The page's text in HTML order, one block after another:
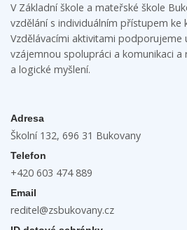
V Základní škole a mateřské škole
vzdělání s individuálním přístupem ke
Vzdělávacími aktivitami
vzájemnou spolupráci a komunikaci
a logické myšlení.
Adresa
Školní 132, 696 31 Bukovany
Telefon
+420 603 474 889
Email
reditel@zsbukovany.cz